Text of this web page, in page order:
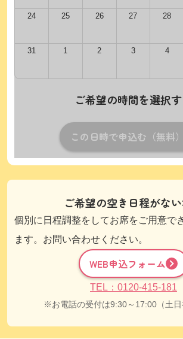
24 25 26 27 28
31 1 2 3 4
ご希望の時間を選択す
この日時で申込む（無料）
ご希望の空き日程がな
個別に日程調整をしてお席をご用意で
ます。お問い合わせください。
WEB申込フォーム
TEL：0120-415-181
お電話の受付は9:30～17:00（土日